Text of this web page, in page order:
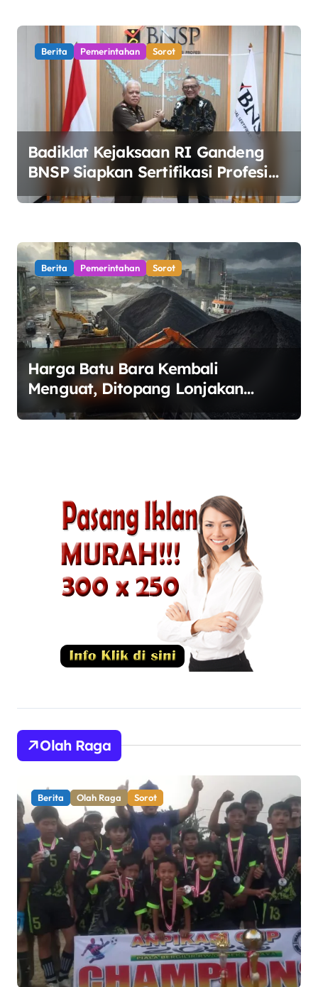
Berita Pemerintahan Sorot
Badiklat Kejaksaan RI Gandeng
BNSP Siapkan Sertifikasi Profesi
Jaksa
Berita Pemerintahan Sorot
Harga Batu Bara Kembali
Menguat, Ditopang Lonjakan
Harga Minyak dan Pasokan Ketat
Olah Raga
Berita Olah Raga Sorot